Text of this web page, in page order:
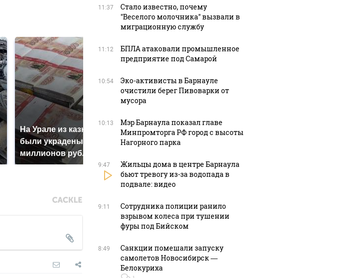
На Урале из казны
были украдены 18
миллионов рублей
Не ешьте эту
готовую еду из
В ОАЭ произошло
11:37
Стало известно, почему
"Веселого молочника" вызвали в
миграционную службу
11:12
БПЛА атаковали промышленное
предприятие под Самарой
10:54
Эко-активисты в Барнауле
очистили берег Пивоварки от
мусора
10:13
Мэр Барнаула показал главе
Минпромторга РФ город с высоты
Нагорного парка
9:47
Жильцы дома в центре Барнаула
бьют тревогу из-за водопада в
подвале: видео
9:11
Сотрудника полиции ранило
взрывом колеса при тушении
фуры под Бийском
8:49
Санкции помешали запуску
самолетов Новосибирск —
Белокуриха